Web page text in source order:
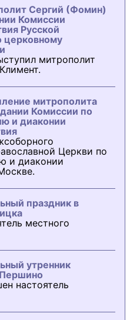
Сергий (Фомин)
Комиссии
Русской
церковному
митрополит
митрополита
Комиссии по
и диаконии
Церкви по
и диаконии
праздник в
местного
утренник
настоятель